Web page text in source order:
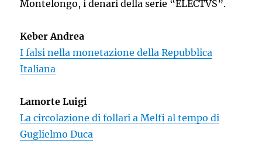
Montelongo, i denari della serie “ELECTVS”.
Keber Andrea
I falsi nella monetazione della Repubblica
Italiana
Lamorte Luigi
La circolazione di follari a Melfi al tempo di
Guglielmo Duca